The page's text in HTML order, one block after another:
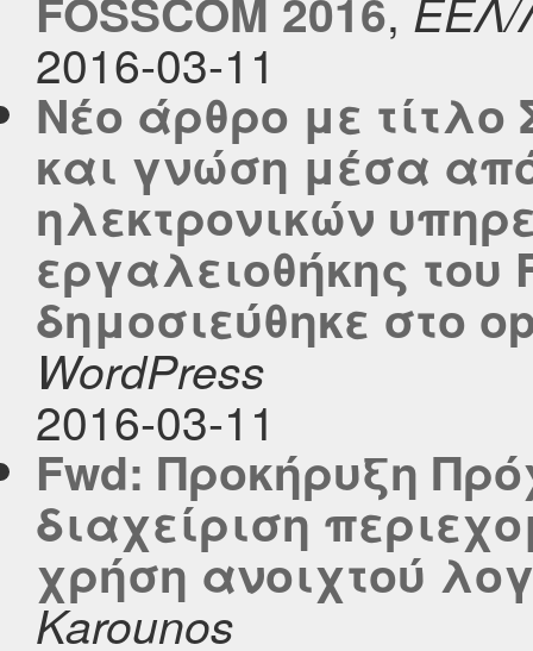
2016-03-11
Νέο άρθρο με
και γνώση μέσα
ηλεκτρονικών
εργαλειοθήκης του
δημοσιεύθηκε στο
WordPress
2016-03-11
Fwd: Προκήρυξη
διαχείριση
χρήση ανοιχτού
Karounos